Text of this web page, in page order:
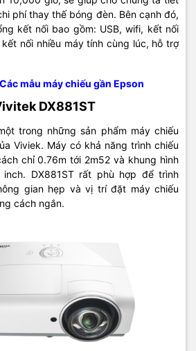
phí thay thế bóng đèn. Bên cạnh đó,
kết nối bao gồm: USB, wifi, kết nối
nối nhiều máy tính cùng lúc, hỗ trợ
Các mẫu máy chiếu gần Epson
DX881ST
trong những sản phẩm máy chiếu
Viviek. Máy có khả năng trình chiếu
chỉ 0.76m tới 2m52 và khung hình
DX881ST rất phù hợp để trình
gian hẹp và vị trí đặt máy chiếu
cách ngắn.